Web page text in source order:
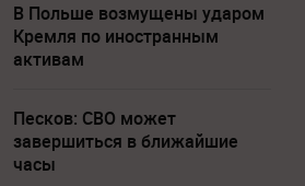
В Польше возмущены ударом
Кремля по иностранным
активам
Песков: СВО может
завершиться в ближайшие
часы